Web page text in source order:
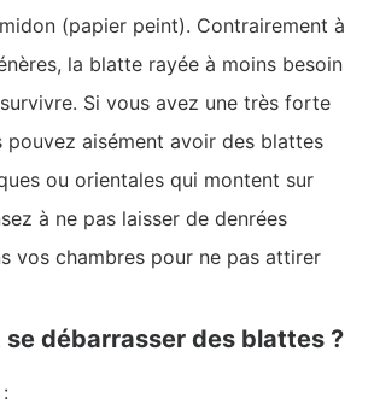
(papier peint). Contrairement à
la blatte rayée à moins besoin
Si vous avez une très forte
pouvez aisément avoir des blattes
ou orientales qui montent sur
à ne pas laisser de denrées
vos chambres pour ne pas attirer
se débarrasser des blattes ?